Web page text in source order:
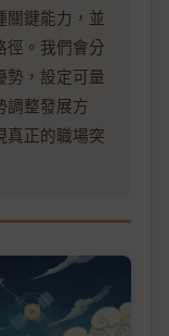
關鍵能力，並
徑。我們會分
勢，設定可量
調整發展方
真正的職場突